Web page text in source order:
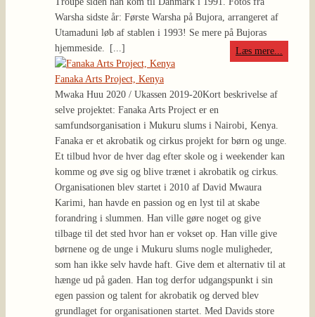
Warsha sidste år: Første Warsha på Bujora, arrangeret af
Utamaduni løb af stablen i 1993! Se mere på Bujoras
hjemmeside.
[...] Læs mere...
Fanaka Arts Project, Kenya
Mwaka Huu 2020 / Ukassen 2019-20Kort beskrivelse af
selve projektet: Fanaka Arts Project er en
samfundsorganisation i Mukuru slums i Nairobi, Kenya.
Fanaka er et akrobatik og cirkus projekt for børn og unge.
Et tilbud hvor de hver dag efter skole og i weekender kan
komme og øve sig og blive trænet i akrobatik og cirkus.
Organisationen blev startet i 2010 af David Mwaura
Karimi, han havde en passion og en lyst til at skabe
forandring i slummen. Han ville gøre noget og give
tilbage til det sted hvor han er vokset op. Han ville give
børnene og de unge i Mukuru slums nogle muligheder,
som han ikke selv havde haft. Give dem et alternativ til at
hænge ud på gaden. Han tog derfor udgangspunkt i sin
egen passion og talent for akrobatik og derved blev
grundlaget for organisationen startet. Med Davids store